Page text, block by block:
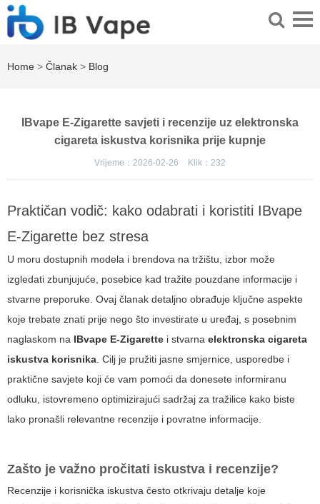
Home > Članak > Blog
IBvape E-Zigarette savjeti i recenzije uz elektronska
cigareta iskustva korisnika prije kupnje
Vrijeme：2026-02-26 Klik： 232
Praktičan vodič: kako odabrati i koristiti IBvape
E-Zigarette bez stresa
U moru dostupnih modela i brendova na tržištu, izbor može
izgledati zbunjujuće, posebice kad tražite pouzdane informacije i
stvarne preporuke. Ovaj članak detaljno obrađuje ključne aspekte
koje trebate znati prije nego što investirate u uređaj, s posebnim
naglaskom na IBvape E-Zigarette i stvarna elektronska cigareta
iskustva korisnika. Cilj je pružiti jasne smjernice, usporedbe i
praktične savjete koji će vam pomoći da donesete informiranu
odluku, istovremeno optimizirajući sadržaj za tražilice kako biste
lako pronašli relevantne recenzije i povratne informacije.
Zašto je važno pročitati iskustva i recenzije?
Recenzije i korisnička iskustva često otkrivaju detalje koje